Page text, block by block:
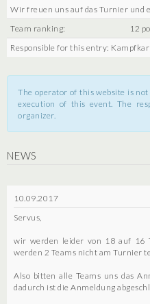
Wir freuen uns auf das Turnier und
Team ranking:
12
Responsible for this entry:
The operator of this website is
execution of this event. The
organizer.
NEWS
10.09.2017
Servus,
wir werden leider von 18 auf 16
werden 2 Teams nicht am Turnier
Also bitten alle Teams uns das
dadurch ist die Anmeldung